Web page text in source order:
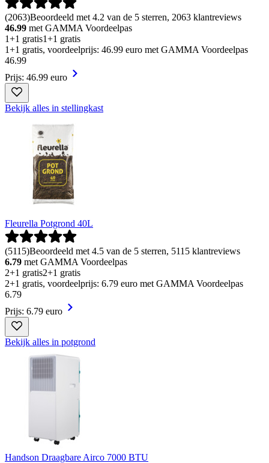
(2063)Beoordeeld met 4.2 van de 5 sterren, 2063 klantreviews
46.99 met GAMMA Voordeelpas
1+1 gratis1+1 gratis
1+1 gratis, voordeelprijs: 46.99 euro met GAMMA Voordeelpas
46.99
Prijs: 46.99 euro
Bekijk alles in stellingkast
Fleurella Potgrond 40L
(5115)Beoordeeld met 4.5 van de 5 sterren, 5115 klantreviews
6.79 met GAMMA Voordeelpas
2+1 gratis2+1 gratis
2+1 gratis, voordeelprijs: 6.79 euro met GAMMA Voordeelpas
6.79
Prijs: 6.79 euro
Bekijk alles in potgrond
Handson Draagbare Airco 7000 BTU